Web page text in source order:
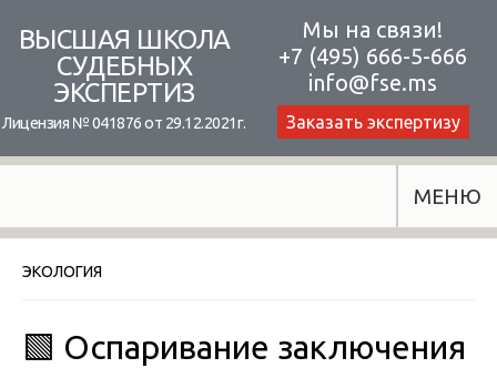
content
ВЫСШАЯ ШКОЛА
СУДЕБНЫХ
ЭКСПЕРТИЗ
Лицензия № 041876 от 29.12.2021г.
Мы на связи!
+7 (495) 666-5-666
info@fse.ms
Заказать экспертизу
МЕНЮ
ЭКОЛОГИЯ
🟩 Оспаривание заключения